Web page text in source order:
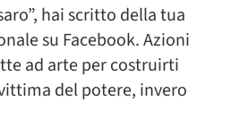
hai scritto della tua
su Facebook. Azioni
ad arte per costruirti
del potere, invero